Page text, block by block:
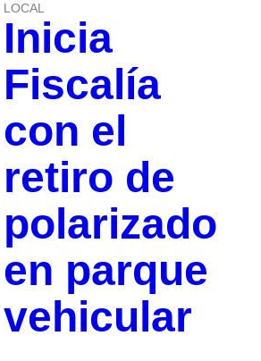
LOCAL
Inicia
Fiscalía
con el
retiro de
polarizado
en parque
vehicular